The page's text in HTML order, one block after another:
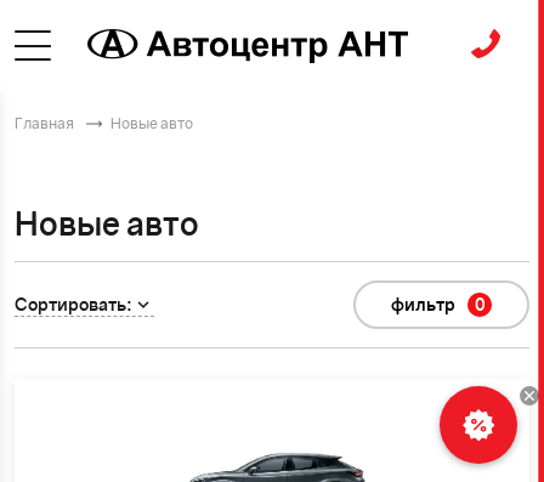
Главная Новые авто
Новые авто
Сортировать: фильтр 0